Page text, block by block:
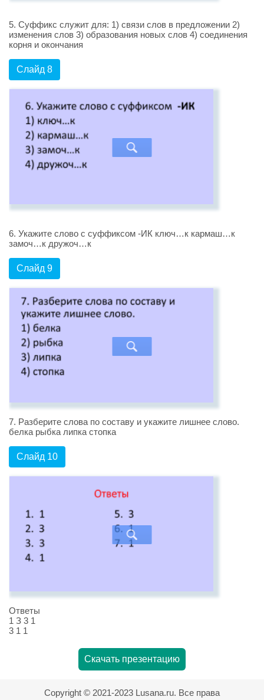
5. Суффикс служит для: 1) связи слов в предложении 2)
изменения слов 3) образования новых слов 4) соединения
корня и окончания
Слайд 8
6. Укажите слово с суффиксом -ИК ключ…к кармаш…к
замоч…к дружоч…к
Слайд 9
7. Разберите слова по составу и укажите лишнее слово.
белка рыбка липка стопка
Слайд 10
Ответы
1 З 3 1
3 1 1
Скачать презентацию
Copyright © 2021-2023 Lusana.ru. Все права